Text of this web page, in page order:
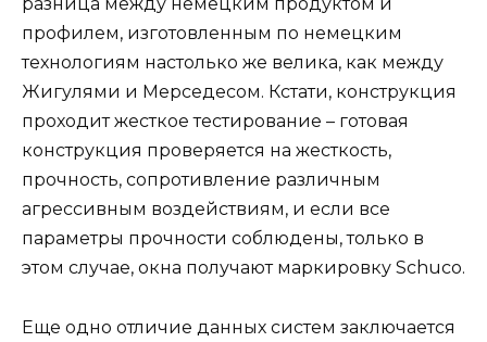
разница между немецким продуктом и
профилем, изготовленным по немецким
технологиям настолько же велика, как между
Жигулями и Мерседесом. Кстати, конструкция
проходит жесткое тестирование – готовая
конструкция проверяется на жесткость,
прочность, сопротивление различным
агрессивным воздействиям, и если все
параметры прочности соблюдены, только в
этом случае, окна получают маркировку Schuco.
Еще одно отличие данных систем заключается